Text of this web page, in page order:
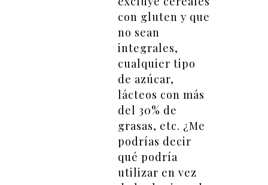
con gluten y que
no sean
integrales,
cualquier tipo
de azúcar,
lácteos con más
del 30% de
grasas, etc. ¿Me
podrías decir
qué podría
utilizar en vez